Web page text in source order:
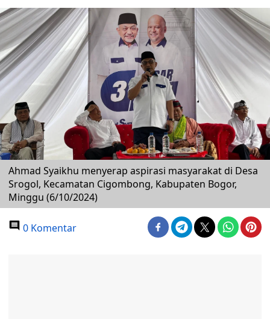
Ahmad Syaikhu menyerap aspirasi masyarakat di Desa
Srogol, Kecamatan Cigombong, Kabupaten Bogor,
Minggu (6/10/2024)
0 Komentar